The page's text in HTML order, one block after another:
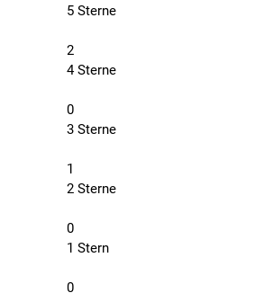
5 Sterne
2
4 Sterne
0
3 Sterne
1
2 Sterne
0
1 Stern
0